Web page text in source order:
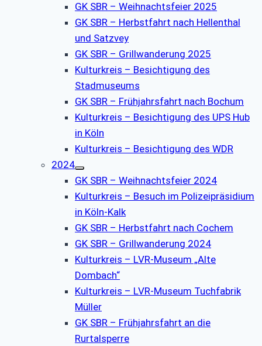
GK SBR – Weihnachtsfeier 2025
GK SBR – Herbstfahrt nach Hellenthal
und Satzvey
GK SBR – Grillwanderung 2025
Kulturkreis – Besichtigung des
Stadmuseums
GK SBR – Frühjahrsfahrt nach Bochum
Kulturkreis – Besichtigung des UPS Hub
in Köln
Kulturkreis – Besichtigung des WDR
2024
GK SBR – Weihnachtsfeier 2024
Kulturkreis – Besuch im Polizeipräsidium
in Köln-Kalk
GK SBR – Herbstfahrt nach Cochem
GK SBR – Grillwanderung 2024
Kulturkreis – LVR-Museum „Alte
Dombach“
Kulturkreis – LVR-Museum Tuchfabrik
Müller
GK SBR – Frühjahrsfahrt an die
Rurtalsperre